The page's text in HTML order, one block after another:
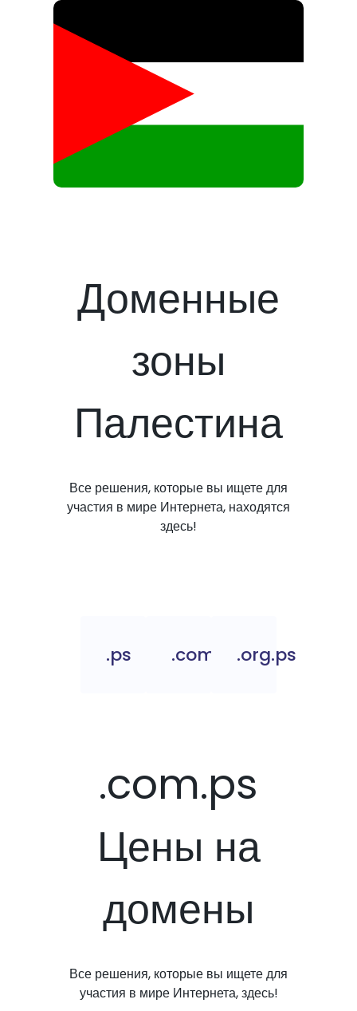
Доменные
зоны
Палестина
Все решения, которые вы ищете для
участия в мире Интернета, находятся
здесь!
.ps .com.ps.org.ps
.com.ps
Цены на
домены
Все решения, которые вы ищете для
участия в мире Интернета, здесь!